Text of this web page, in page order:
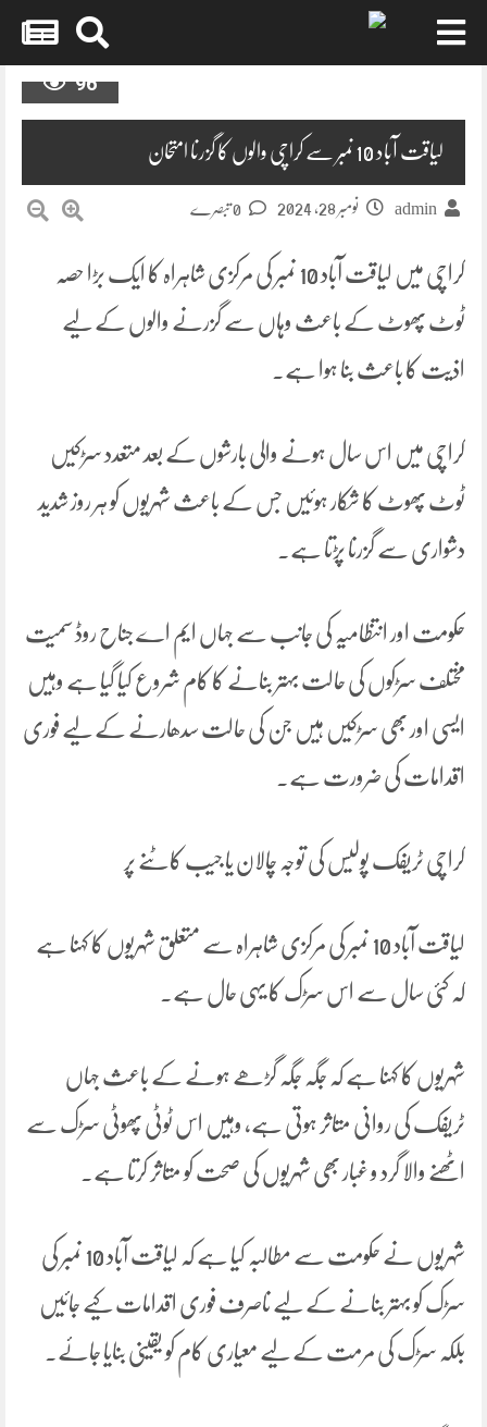
96
لیاقت آباد 10 نمبر سے کراچی والوں کا گزرنا امتحان
admin نومبر 28, 2024
کراچی میں لیاقت آباد 10 نمبر کی مرکزی شاہراہ کا ایک بڑا حصہ
ٹوٹ پھوٹ کے باعث وہاں سے گزرنے والوں کے لیے
اذیت کا باعث بنا ہوا ہے۔
کراچی میں اس سال ہونے والی بارشوں کے بعد متعدد سڑکیں
ٹوٹ پھوٹ کا شکار ہوئیں جس کے باعث شہریوں کو ہر روز شدید
دشواری سے گزرنا پڑتا ہے۔
حکومت اور انتظامیہ کی جانب سے جہاں ایم اے جناح روڈ سمیت
مختلف سڑکوں کی حالت بہتر بنانے کا کام شروع کیا گیا ہے وہیں
ایسی اور بھی سڑکیں ہیں جن کی حالت سدھارنے کے لیے فوری
اقدامات کی ضرورت ہے۔
کراچی ٹریفک پولیس کی توجہ چالان یا جیب کاٹنے پر
لیاقت آباد 10 نمبر کی مرکزی شاہراہ سے متعلق شہریوں کا کہنا ہے
کہ کئی سال سے اس سڑک کا یہی حال ہے۔
شہریوں کا کہنا ہے کہ جگہ جگہ گڑھے ہونے کے باعث جہاں
ٹریفک کی روانی متاثر ہوتی ہے، وہیں اس ٹوٹی پھوٹی سڑک سے
اٹھنے والا گرد و غبار بھی شہریوں کی صحت کو متاثر کرتا ہے۔
شہریوں نے حکومت سے مطالبہ کیا ہے کہ لیاقت آباد 10 نمبر کی
سڑک کو بہتر بنانے کے لیے ناصرف فوری اقدامات کیے جائیں
بلکہ سڑک کی مرمت کے لیے معیاری کام کو یقینی بنایا جائے۔